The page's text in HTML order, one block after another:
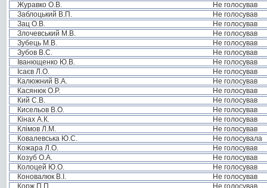
Журавко О.В.
Не голосував
Заблоцький В.П.
Не голосував
Зац О.В.
Не голосував
Злочевський М.В.
Не голосував
Зубець М.В.
Не голосував
Зубов В.С.
Не голосував
Іванющенко Ю.В.
Не голосував
Ісаєв Л.О.
Не голосував
Калюжний В.А.
Не голосував
Касянюк О.Р.
Не голосував
Кий С.В.
Не голосував
Кисельов В.О.
Не голосував
Кінах А.К.
Не голосував
Клімов Л.М.
Не голосував
Ковалевська Ю.С.
Не голосувала
Кожара Л.О.
Не голосував
Козуб О.А.
Не голосував
Колоцей Ю.О.
Не голосував
Коновалюк В.І.
Не голосував
Корж П.П.
Не голосував